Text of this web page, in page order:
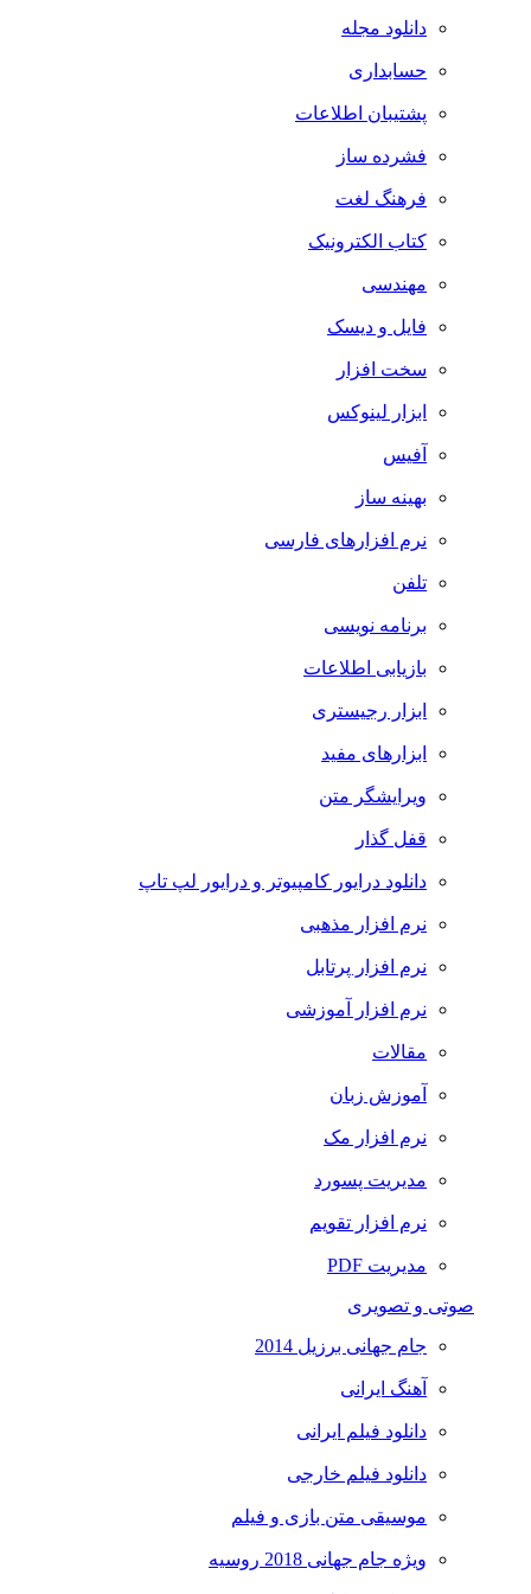
دانلود مجله
حسابداری
پشتیبان اطلاعات
فشرده ساز
فرهنگ لغت
کتاب الکترونیک
مهندسی
فایل و دیسک
سخت افزار
ابزار لینوکس
آفیس
بهینه ساز
نرم افزارهای فارسی
تلفن
برنامه نویسی
بازیابی اطلاعات
ابزار رجیستری
ابزارهای مفید
ویرایشگر متن
قفل گذار
دانلود درایور کامپیوتر و درایور لپ تاپ
نرم افزار مذهبی
نرم افزار پرتابل
نرم افزار آموزشی
مقالات
آموزش زبان
نرم افزار مک
مدیریت پسورد
نرم افزار تقویم
مدیریت PDF
صوتی و تصویری
جام جهانی برزیل 2014
آهنگ ایرانی
دانلود فیلم ایرانی
دانلود فیلم خارجی
موسیقی متن بازی و فیلم
ویژه جام جهانی 2018 روسیه